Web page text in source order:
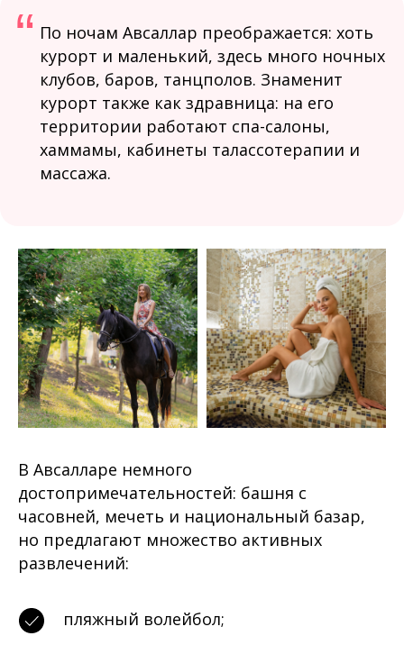
“ По ночам Авсаллар преображается: хоть
курорт и маленький, здесь много ночных
клубов, баров, танцполов. Знаменит
курорт также как здравница: на его
территории работают спа-салоны,
хаммамы, кабинеты талассотерапии и
массажа.
В Авсалларе немного
достопримечательностей: башня с
часовней, мечеть и национальный базар,
но предлагают множество активных
развлечений:
пляжный волейбол;